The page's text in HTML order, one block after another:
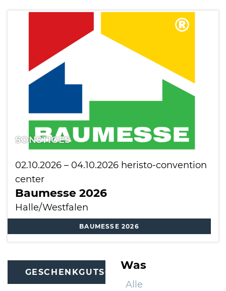
SONSTIGES
02.10.2026 – 04.10.2026 heristo-convention
center
Baumesse 2026
Halle/Westfalen
BAUMESSE 2026
GESCHENKGUTSCHEINE
Was
Alle